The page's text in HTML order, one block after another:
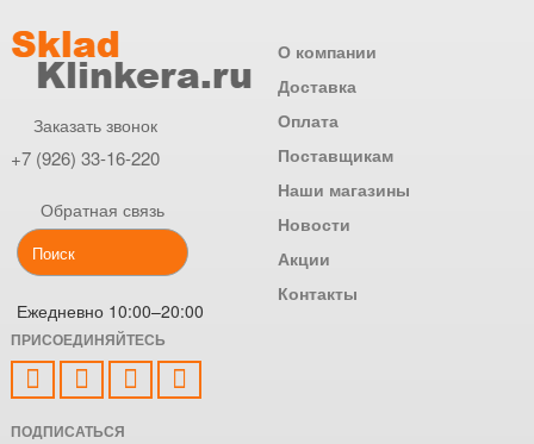
Заказать звонок
+7 (926) 33-16-220
Обратная связь
Ежедневно 10:00–20:00
О компании
Доставка
Оплата
Поставщикам
Наши магазины
Новости
Акции
Контакты
ПРИСОЕДИНЯЙТЕСЬ
ПОДПИСАТЬСЯ